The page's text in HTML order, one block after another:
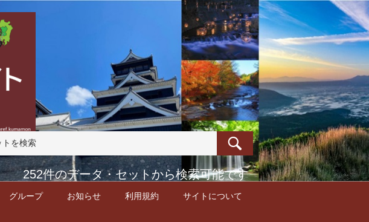
252件のデータ・セットから検索可能です
グループ お知らせ 利用規約 サイトについて